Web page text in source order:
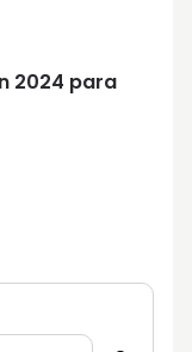
2024 para